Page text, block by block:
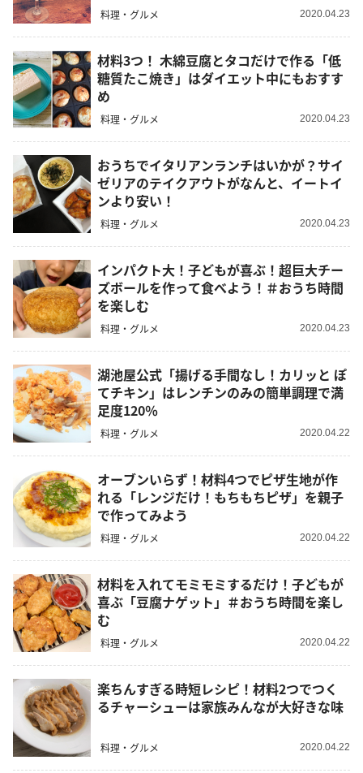
料理・グルメ 2020.04.23
材料3つ！ 木綿豆腐とタコだけで作る「低
糖質たこ焼き」はダイエット中にもおすす
め
料理・グルメ 2020.04.23
おうちでイタリアンランチはいかが？サイ
ゼリアのテイクアウトがなんと、イートイ
ンより安い！
料理・グルメ 2020.04.23
インパクト大！子どもが喜ぶ！超巨大チー
ズボールを作って食べよう！＃おうち時間
を楽しむ
料理・グルメ 2020.04.23
湖池屋公式「揚げる手間なし！カリッと ぽ
てチキン」はレンチンのみの簡単調理で満
足度120％
料理・グルメ 2020.04.22
オーブンいらず！材料4つでピザ生地が作
れる「レンジだけ！もちもちピザ」を親子
で作ってみよう
料理・グルメ 2020.04.22
材料を入れてモミモミするだけ！子どもが
喜ぶ「豆腐ナゲット」＃おうち時間を楽し
む
料理・グルメ 2020.04.22
楽ちんすぎる時短レシピ！材料2つでつく
るチャーシューは家族みんなが大好きな味
料理・グルメ 2020.04.22